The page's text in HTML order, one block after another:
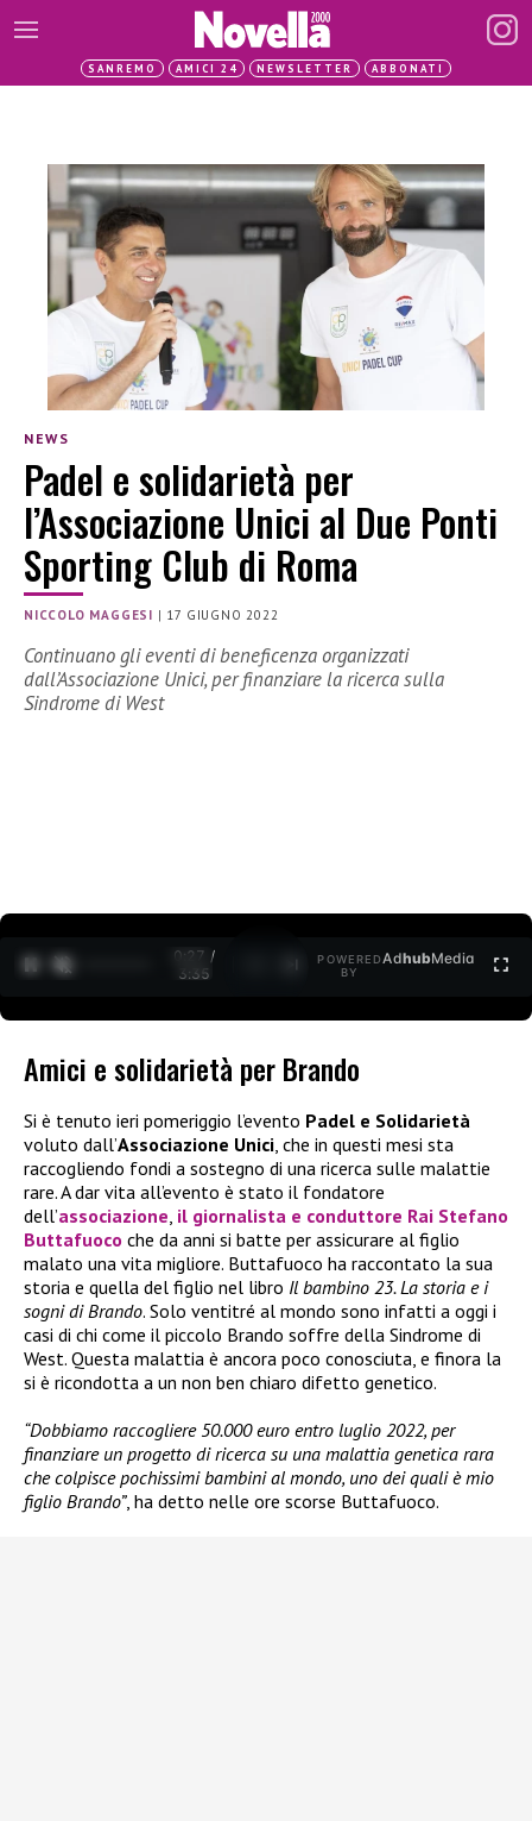
SANREMO AMICI 24 NEWSLETTER ABBONATI
NEWS
Padel e solidarietà per
l’Associazione Unici al Due Ponti
Sporting Club di Roma
NICCOLO MAGGESI | 17 GIUGNO 2022
Continuano gli eventi di beneficenza organizzati
dall’Associazione Unici, per finanziare la ricerca sulla
Sindrome di West
0:29 /
3:35
POWERED
BY
AdhubMedia
Amici e solidarietà per Brando
Si è tenuto ieri pomeriggio l’evento Padel e Solidarietà
voluto dall’Associazione Unici, che in questi mesi sta
raccogliendo fondi a sostegno di una ricerca sulle malattie
rare. A dar vita all’evento è stato il fondatore
dell’associazione, il giornalista e conduttore Rai Stefano
Buttafuoco che da anni si batte per assicurare al figlio
malato una vita migliore. Buttafuoco ha raccontato la sua
storia e quella del figlio nel libro Il bambino 23. La storia e i
sogni di Brando. Solo ventitré al mondo sono infatti a oggi i
casi di chi come il piccolo Brando soffre della Sindrome di
West. Questa malattia è ancora poco conosciuta, e finora la
si è ricondotta a un non ben chiaro difetto genetico.
“Dobbiamo raccogliere 50.000 euro entro luglio 2022, per
finanziare un progetto di ricerca su una malattia genetica rara
che colpisce pochissimi bambini al mondo, uno dei quali è mio
figlio Brando”, ha detto nelle ore scorse Buttafuoco.